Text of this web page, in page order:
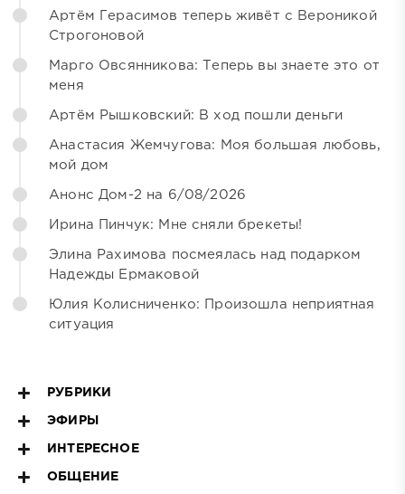
Артём Герасимов теперь живёт с Вероникой
Строгоновой
Марго Овсянникова: Теперь вы знаете это от
меня
Артём Рышковский: В ход пошли деньги
Анастасия Жемчугова: Моя большая любовь,
мой дом
Анонс Дом-2 на 6/08/2026
Ирина Пинчук: Мне сняли брекеты!
Элина Рахимова посмеялась над подарком
Надежды Ермаковой
Юлия Колисниченко: Произошла неприятная
ситуация
РУБРИКИ
ЭФИРЫ
ИНТЕРЕСНОЕ
ОБЩЕНИЕ